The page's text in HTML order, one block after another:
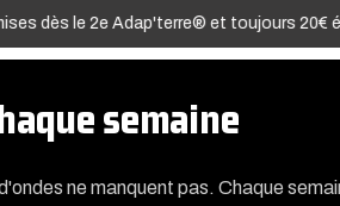
semaine
ne manquent pas. Chaque
dès le 2e Adap'terre® et toujours 20€
TÉLÉDIAGNOSTIC